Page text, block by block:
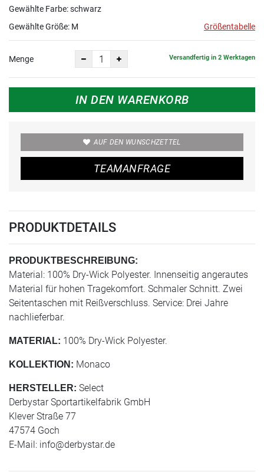
Gewählte Farbe: schwarz
Gewählte Größe: M Größentabelle
Menge Versandfertig in 2 Werktagen
IN DEN WARENKORB
AUF DEN WUNSCHZETTEL
TEAMANFRAGE
PRODUKTDETAILS
PRODUKTBESCHREIBUNG:
Material: 100% Dry-Wick Polyester. Innenseitig angerautes
Material für hohen Tragekomfort. Schmaler Schnitt. Zwei
Seitentaschen mit Reißverschluss. Service: Drei Jahre
nachlieferbar.
MATERIAL: 100% Dry-Wick Polyester.
KOLLEKTION: Monaco
HERSTELLER: Select
Derbystar Sportartikelfabrik GmbH
Klever Straße 77
47574 Goch
E-Mail: info@derbystar.de